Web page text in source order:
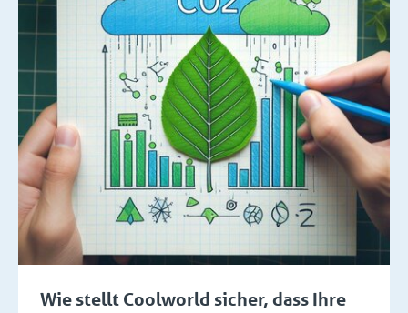
Wie stellt Coolworld sicher, dass Ihre